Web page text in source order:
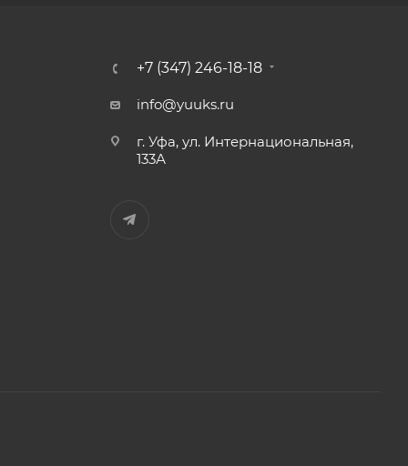
+7 (347) 246-18-18
info@yuuks.ru
г. Уфа, ул. Интернациональная,
133А